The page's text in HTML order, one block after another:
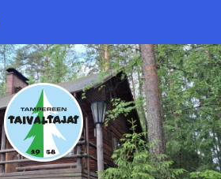
Tampereen Taivaltajat ry